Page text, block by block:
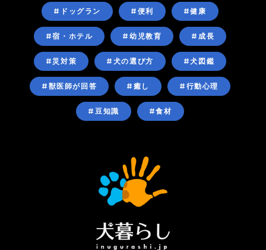
#ドッグラン #便利 #健康
#宿・ホテル #幼児教育 #成長
#災対策 #犬の選び方 #犬図鑑
#獣医師が回答 #癒し #行動心理
#豆知識 #食材